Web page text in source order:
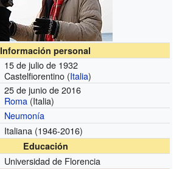
Información personal
15 de julio de 1932
Castelfiorentino (Italia)
25 de junio de 2016
Roma (Italia)
Neumonía
Italiana (1946-2016)
Educación
Universidad de Florencia